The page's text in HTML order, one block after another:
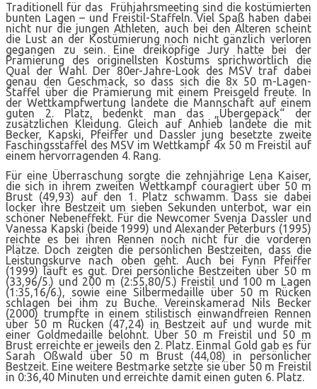
Traditionell für das Frühjahrsmeeting sind die kostümierten
bunten Lagen – und Freistil-Staffeln. Viel Spaß haben dabei
nicht nur die jungen Athleten, auch bei den Älteren scheint
die Lust an der Kostümierung noch nicht gänzlich verloren
gegangen zu sein. Eine dreiköpfige Jury hatte bei der
Prämierung des originellsten Kostüms sprichwörtlich die
Qual der Wahl. Der 80er-Jahre-Look des MSV traf dabei
genau den Geschmack, so dass sich die 8x 50 m-Lagen-
Staffel über die Prämierung mit einem Preisgeld freute. In
der Wettkampfwertung landete die Mannschaft auf einem
guten 2. Platz, bedenkt man das „Übergepäck“ der
zusätzlichen Kleidung. Gleich auf Anhieb landete die mit
Becker, Kapski, Pfeiffer und Dassler jung besetzte zweite
Faschingsstaffel des MSV im Wettkampf 4x 50 m Freistil auf
einem hervorragenden 4. Rang.
Für eine Überraschung sorgte die zehnjährige Lena Kaiser,
die sich in ihrem zweiten Wettkampf couragiert über 50 m
Brust (49,93) auf den 1. Platz schwamm. Dass sie dabei
locker ihre Bestzeit um sieben Sekunden unterbot, war ein
schöner Nebeneffekt. Für die Newcomer Svenja Dassler und
Vanessa Kapski (beide 1999) und Alexander Peterburs (1995)
reichte es bei ihren Rennen noch nicht für die vorderen
Plätze. Doch zeigten die persönlichen Bestzeiten, dass die
Leistungskurve nach oben geht. Auch bei Fynn Pfeiffer
(1999) läuft es gut. Drei persönliche Bestzeiten über 50 m
(33,96/5.) und 200 m (2:55,80/5.) Freistil und 100 m Lagen
(1:35,16/6.), sowie eine Silbermedaille über 50 m Rücken
schlagen bei ihm zu Buche. Vereinskamerad Nils Becker
(2000) trumpfte in einem stilistisch einwandfreien Rennen
über 50 m Rücken (47,24) in Bestzeit auf und wurde mit
einer Goldmedaille belohnt. Über 50 m Freistil und 50 m
Brust erreichte er jeweils den 2. Platz. Einmal Gold gab es für
Sarah Oßwald über 50 m Brust (44,08) in persönlicher
Bestzeit. Eine weitere Bestmarke setzte sie über 50 m Freistil
in 0:36,40 Minuten und erreichte damit einen guten 6. Platz.